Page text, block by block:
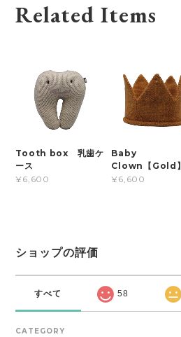
Related Items
Tooth box 乳歯ケ
ース
¥6,600
Baby
Clown【Gold】
¥6,600
ショップの評価
すべて 58
CATEGORY